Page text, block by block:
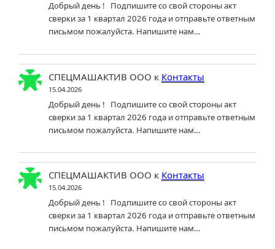
Добрый день ! Подпишите со свой стороны акт
сверки за 1 квартал 2026 года и отправьте ответным
письмом пожалуйста. Напишите нам…
СПЕЦМАШАКТИВ ООО к Контакты
15.04.2026
Добрый день ! Подпишите со свой стороны акт
сверки за 1 квартал 2026 года и отправьте ответным
письмом пожалуйста. Напишите нам…
СПЕЦМАШАКТИВ ООО к Контакты
15.04.2026
Добрый день ! Подпишите со свой стороны акт
сверки за 1 квартал 2026 года и отправьте ответным
письмом пожалуйста. Напишите нам…